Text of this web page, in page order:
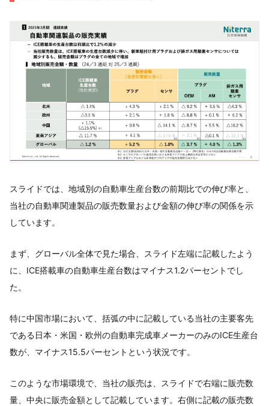
スライドでは、地域別の自動車生産台数の前期比での伸び率と、
当社の自動車関連製品の販売数量および金額の伸び率の関係を示
しています。
まず、グローバル全体で見た場合、スライド左端に記載したよう
に、ICE搭載車の自動車生産台数はマイナス1.2パーセントでし
た。
特に中国市場において、括弧の中に記載している当社の主要客先
である日本・米国・欧州の自動車完成車メーカーのみのICE生産台
数が、マイナス15.5パーセントという状況です。
このような市場環境で、当社の販売は、スライドで右端に販売数
量、中央に販売金額として記載しています。右側に記載の販売数